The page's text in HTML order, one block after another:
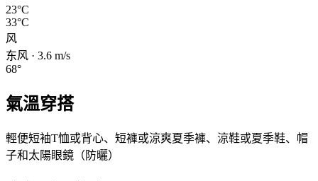
23°C
33°C
风
东风 · 3.6 m/s
68°
氣溫穿搭
輕便短袖T恤或背心、短褲或涼爽夏季褲、涼鞋或夏季鞋、帽
子和太陽眼鏡（防曬）